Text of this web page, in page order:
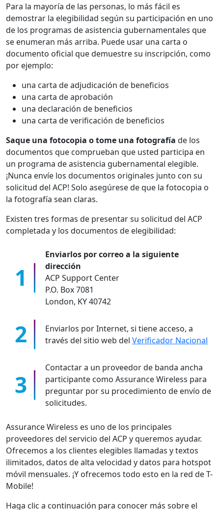
Para la mayoría de las personas, lo más fácil es
demostrar la elegibilidad según su participación en uno
de los programas de asistencia gubernamentales que
se enumeran más arriba. Puede usar una carta o
documento oficial que demuestre su inscripción, como
por ejemplo:
una carta de adjudicación de beneficios
una carta de aprobación
una declaración de beneficios
una carta de verificación de beneficios
Saque una fotocopia o tome una fotografía de los
documentos que comprueban que usted participa en
un programa de asistencia gubernamental elegible.
¡Nunca envíe los documentos originales junto con su
solicitud del ACP! Solo asegúrese de que la fotocopia o
la fotografía sean claras.
Existen tres formas de presentar su solicitud del ACP
completada y los documentos de elegibilidad:
Enviarlos por correo a la siguiente
dirección
ACP Support Center
P.O. Box 7081
London, KY 40742
Enviarlos por Internet, si tiene acceso, a
través del sitio web del Verificador Nacional
Contactar a un proveedor de banda ancha
participante como Assurance Wireless para
preguntar por su procedimiento de envío de
solicitudes.
Assurance Wireless es uno de los principales
proveedores del servicio del ACP y queremos ayudar.
Ofrecemos a los clientes elegibles llamadas y textos
ilimitados, datos de alta velocidad y datos para hotspot
móvil mensuales. ¡Y ofrecemos todo esto en la red de T-
Mobile!
Haga clic a continuación para conocer más sobre el